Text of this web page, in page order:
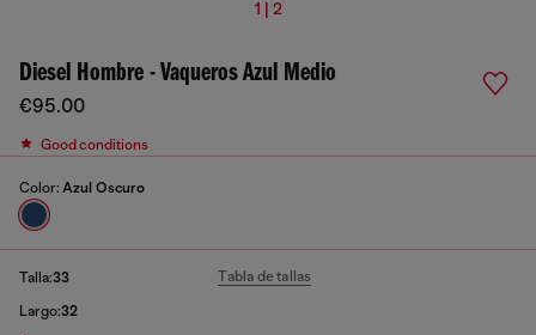
1 | 2
Diesel Hombre - Vaqueros Azul Medio
€95.00
Good conditions
Color: Azul Oscuro
Talla:33 Tabla de tallas
Largo:32